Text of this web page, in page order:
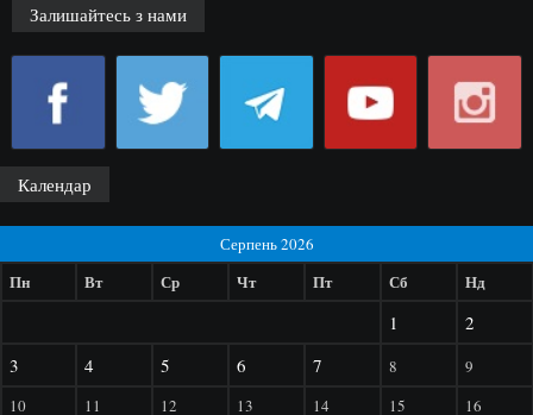
Залишайтесь з нами
Календар
Серпень 2026
Пн Вт Ср Чт Пт Сб Нд
1
2
3
4 5 6 7 8
9
10
11 12 13 14 15 16